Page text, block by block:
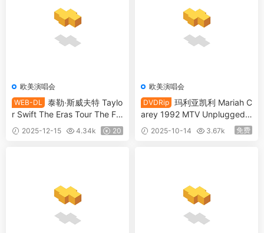
欧美演唱会
WEB-DL 泰勒·斯威夫特 Taylo
r Swift The Eras Tour The Fin
al Show 2025 4K 2160P 中字
[WEB-DL MP4 25GB]
2025-12-15 4.34k 20
欧美演唱会
DVDRip 玛利亚凯利 Mariah C
arey 1992 MTV Unplugged
不插电演唱会 [DVDRip MKV
1.77GB]
2025-10-14 3.67k 免费